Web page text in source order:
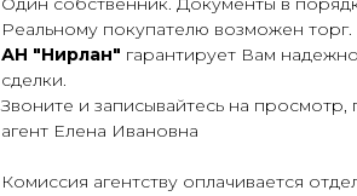
Реальному покупателю возможен торг.
АН "Нирлан" гарантирует Вам
сделки.
Звоните и записывайтесь на
агент Елена Ивановна
Комиссия агентству оплачивается